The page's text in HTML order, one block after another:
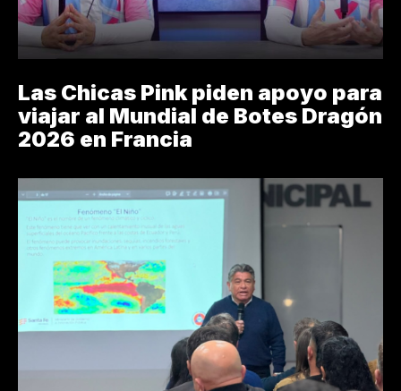
Las Chicas Pink piden apoyo para
viajar al Mundial de Botes Dragón
2026 en Francia